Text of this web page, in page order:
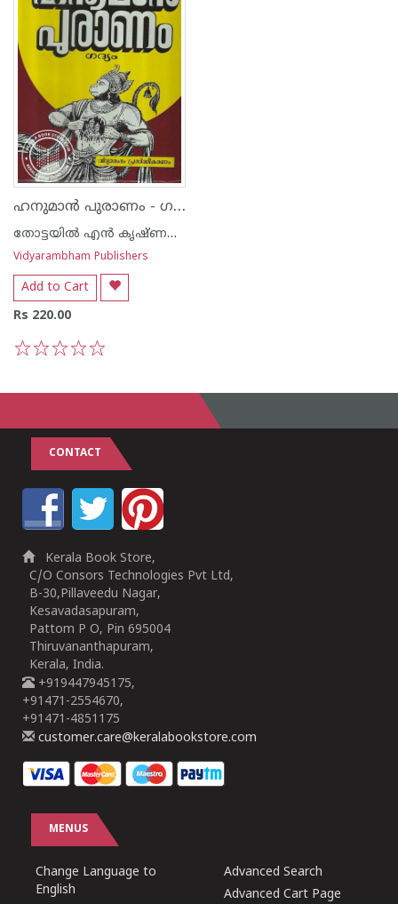
ഹനുമാന്‍ പുരാണം - ഗദ്യം
തോട്ടയില്‍ എന്‍ കൃഷ്ണന്‍ നായര്‍
Vidyarambham Publishers
Add to Cart
Rs 220.00
CONTACT
Kerala Book Store,
C/O Consors Technologies Pvt Ltd,
B-30,Pillaveedu Nagar,
Kesavadasapuram,
Pattom P O, Pin 695004
Thiruvananthapuram,
Kerala, India.
+919447945175,
+91471-2554670,
+91471-4851175
customer.care@keralabookstore.com
MENUS
Change Language to
English
Advanced Search
Advanced Cart Page